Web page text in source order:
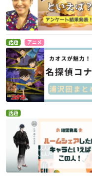
話題 アニメ
話題